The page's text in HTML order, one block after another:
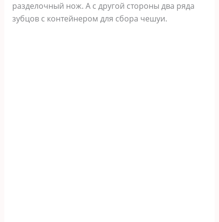
разделочный нож. А с другой стороны два ряда
зубцов с контейнером для сбора чешуи.